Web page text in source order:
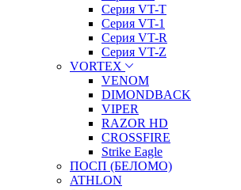
Серия VT-T
Серия VT-1
Серия VT-R
Серия VT-Z
VORTEX
VENOM
DIMONDBACK
VIPER
RAZOR HD
CROSSFIRE
Strike Eagle
ПОСП (БЕЛОМО)
ATHLON